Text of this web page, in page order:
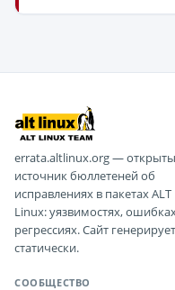
errata.altlinux.org —
источник бюллетеней об
исправлениях в пакетах ALT
Linux: уязвимостях,
регрессиях. Сайт
статически.
СООБЩЕСТВО